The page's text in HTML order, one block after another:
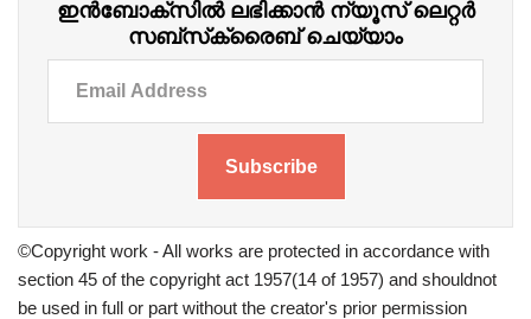
ഇന്‍ബോക്‌സില്‍ ലഭിക്കാന്‍ ന്യൂസ് ലെറ്റർ
സബ്‌സ്‌ക്രൈബ് ചെയ്യാം
Subscribe
©Copyright work - All works are protected in accordance with
section 45 of the copyright act 1957(14 of 1957) and shouldnot
be used in full or part without the creator's prior permission